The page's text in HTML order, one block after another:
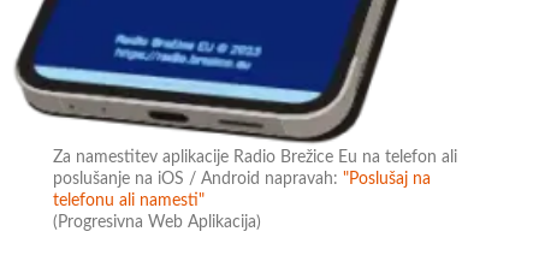
Za namestitev aplikacije Radio Brežice Eu na telefon ali
poslušanje na iOS / Android napravah:"Poslušaj na
telefonu ali namesti"
(Progresivna Web Aplikacija)